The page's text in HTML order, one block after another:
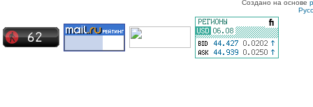
Создано на основе